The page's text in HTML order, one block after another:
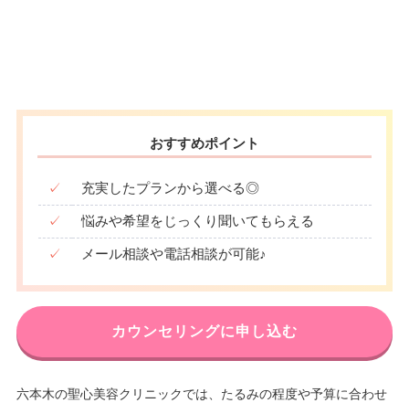
おすすめポイント
✓ 充実したプランから選べる◎
✓ 悩みや希望をじっくり聞いてもらえる
✓ メール相談や電話相談が可能♪
カウンセリングに申し込む
六本木の聖心美容クリニックでは、たるみの程度や予算に合わせ